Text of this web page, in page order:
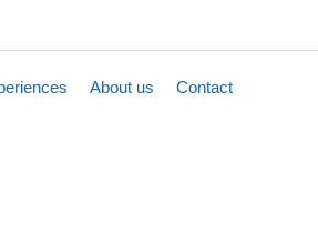
About us Contact